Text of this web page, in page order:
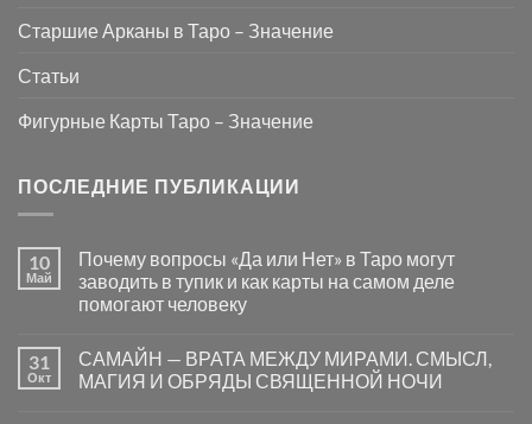
Старшие Арканы в Таро – Значение
Статьи
Фигурные Карты Таро – Значение
ПОСЛЕДНИЕ ПУБЛИКАЦИИ
10
Май
Почему вопросы «Да или Нет» в Таро могут
заводить в тупик и как карты на самом деле
помогают человеку
записи
Почему
вопросы
31
Окт
САМАЙН — ВРАТА МЕЖДУ МИРАМИ. СМЫСЛ,
МАГИЯ И ОБРЯДЫ СВЯЩЕННОЙ НОЧИ